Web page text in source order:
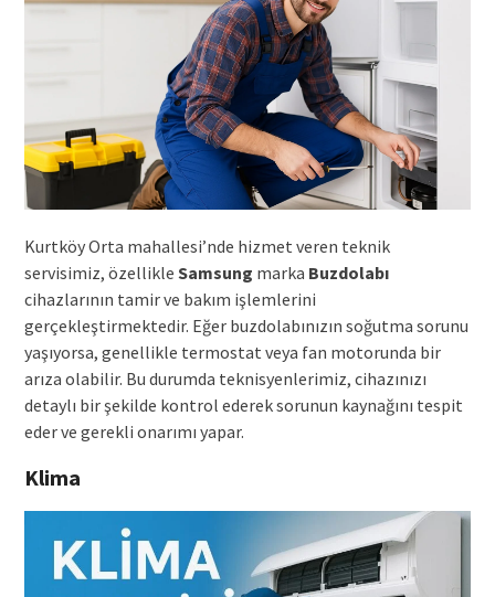
Kurtköy Orta mahallesi’nde hizmet veren teknik
servisimiz, özellikle Samsung marka Buzdolabı
cihazlarının tamir ve bakım işlemlerini
gerçekleştirmektedir. Eğer buzdolabınızın soğutma sorunu
yaşıyorsa, genellikle termostat veya fan motorunda bir
arıza olabilir. Bu durumda teknisyenlerimiz, cihazınızı
detaylı bir şekilde kontrol ederek sorunun kaynağını tespit
eder ve gerekli onarımı yapar.
Klima